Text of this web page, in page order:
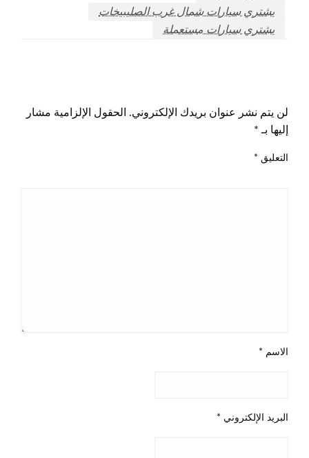
يشتري سيارات شمال غرب الصليبيخات
يشتري سيارات مستعملة
لن يتم نشر عنوان بريدك الإلكتروني.
الحقول الإلزامية مشار
إليها بـ *
التعليق *
الاسم *
البريد الإلكتروني *